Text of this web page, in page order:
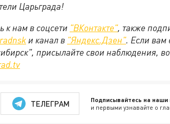
Царьграда!
к нам в соцсети "ВКонтакте", также
и канал в "Яндекс.Дзен". Если вам
присылайте свои наблюдения,
ТЕЛЕГРАМ Подписывайтесь на наши
и первыми узнавайте о